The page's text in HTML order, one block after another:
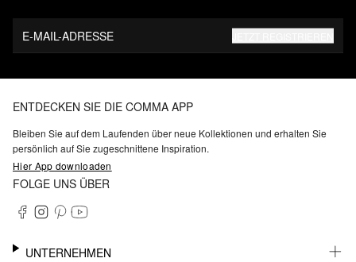
E-MAIL-ADRESSE
ENTDECKEN SIE DIE COMMA APP
Bleiben Sie auf dem Laufenden über neue Kollektionen und erhalten Sie
persönlich auf Sie zugeschnittene Inspiration.
Hier App downloaden
FOLGE UNS ÜBER
UNTERNEHMEN